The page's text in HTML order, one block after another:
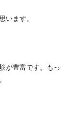
ます。
が豊富です。もっ